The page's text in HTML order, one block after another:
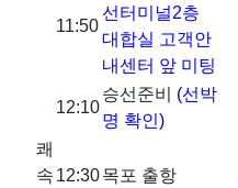
11:50
선터미널2층
대합실 고객안
내센터 앞 미팅
12:10
승선준비 (선박
명 확인)
쾌
속 12:30목포 출항